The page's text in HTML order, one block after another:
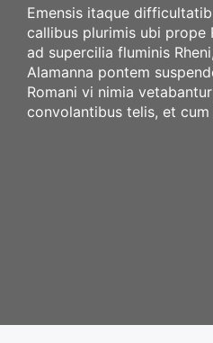
Emensis itaque
callibus plurimis ubi prope
ad supercilia fluminis
Alamanna pontem
Romani vi nimia
convolantibus telis, et
Etiquette du blog
Auteur du blog
Page avec barre